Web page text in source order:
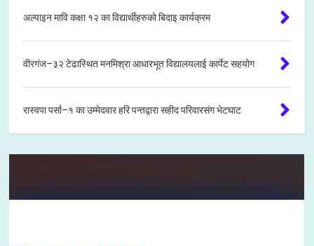
अल्पाइन मावि कक्षा १२ का विद्यार्थीहरुको बिदाइ कार्यक्रम
वीरगंज–३२ टेढास्थित मनमिश्रा आधारभूत विद्यालयलाई कार्पेट सहयोग
रास्वपा पर्सा–१ का उम्मेदवार हरि पन्तद्वारा सहीद परिवारसंग भेटघाट